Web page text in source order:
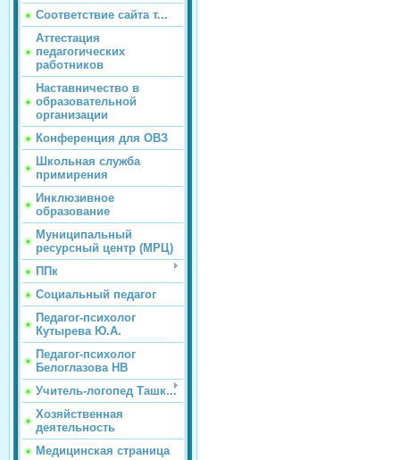
Соответствие сайта т...
Аттестация
педагогических
работников
Наставничество в
образовательной
организации
Конференция для ОВЗ
Школьная служба
примирения
Инклюзивное
образование
Муниципальный
ресурсный центр (МРЦ)
ППк
Социальный педагог
Педагог-психолог
Кутырева Ю.А.
Педагог-психолог
Белоглазова НВ
Учитель-логопед Ташк...
Хозяйственная
деятельность
Медицинская страница